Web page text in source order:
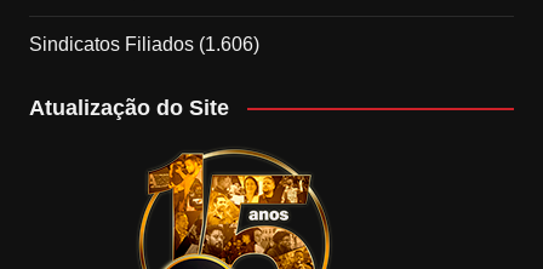
Sindicatos Filiados(1.606)
Atualização do Site